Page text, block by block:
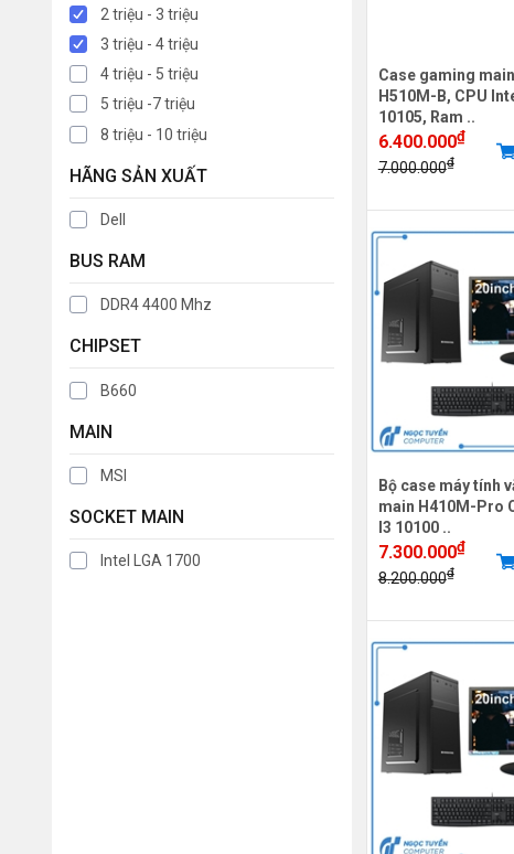
2 triệu - 3 triệu
3 triệu - 4 triệu
4 triệu - 5 triệu
5 triệu -7 triệu
8 triệu - 10 triệu
HÃNG SẢN XUẤT
Dell
BUS RAM
DDR4 4400 Mhz
CHIPSET
B660
MAIN
MSI
SOCKET MAIN
Intel LGA 1700
Case gaming main
H510M-B, CPU
10105, Ram ..
6.400.000₫
7.000.000₫
Bộ case máy tính
main H410M-Pro
I3 10100 ..
7.300.000₫
8.200.000₫